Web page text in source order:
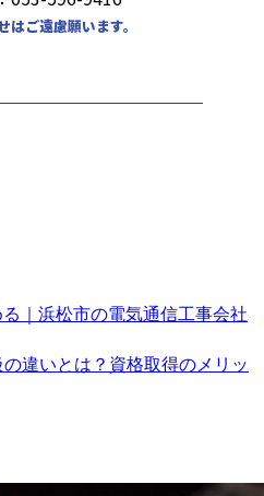
ご遠慮願います。
｜浜松市の電気通信工事会社
違いとは？資格取得のメリッ